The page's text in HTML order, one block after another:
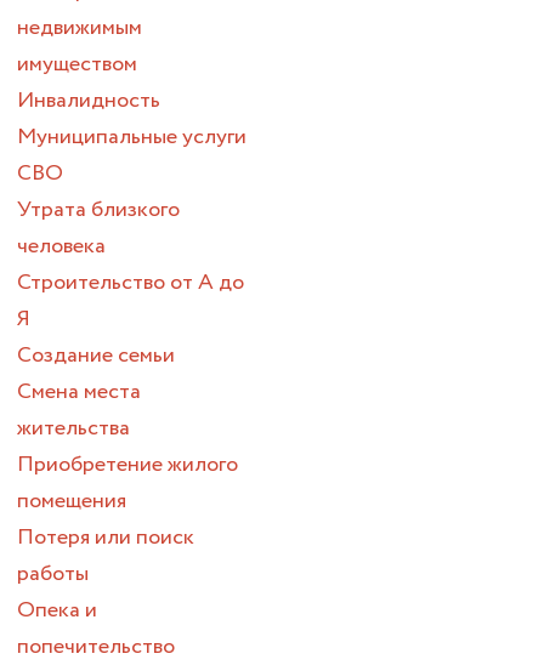
недвижимым
имуществом
Инвалидность
Муниципальные услуги
СВО
Утрата близкого
человека
Строительство от А до
Я
Создание семьи
Смена места
жительства
Приобретение жилого
помещения
Потеря или поиск
работы
Опека и
попечительство